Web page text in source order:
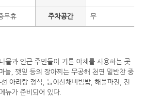
무휴 주차공간 무
물과 인근 주민들이 기른 야채를 사용하는 곳
늘, 깻잎 등의 장아찌는 무공해 천연 밑반찬 중
아리랑 정식, 능이산채비빔밥, 해물파전, 전
뉴가 준비되어 있다.